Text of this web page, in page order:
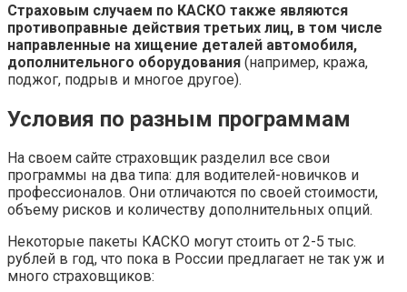
Страховым случаем по КАСКО также являются
противоправные действия третьих лиц, в том числе
направленные на хищение деталей автомобиля,
дополнительного оборудования (например, кража,
поджог, подрыв и многое другое).
Условия по разным программам
На своем сайте страховщик разделил все свои
программы на два типа: для водителей-новичков и
профессионалов. Они отличаются по своей стоимости,
объему рисков и количеству дополнительных опций.
Некоторые пакеты КАСКО могут стоить от 2-5 тыс.
рублей в год, что пока в России предлагает не так уж и
много страховщиков: